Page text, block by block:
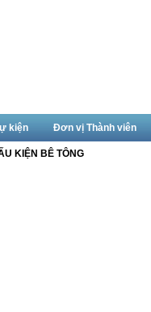
kiện Đơn vị Thành viên
KIỆN BÊ TÔNG